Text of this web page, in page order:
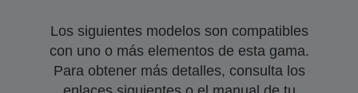
Los siguientes modelos son compatibles
con uno o más elementos de esta gama.
Para obtener más detalles, consulta los